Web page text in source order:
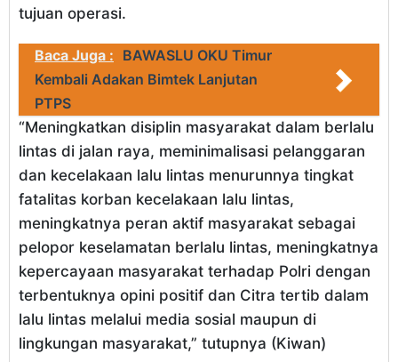
tujuan operasi.
Baca Juga : BAWASLU OKU Timur
Kembali Adakan Bimtek Lanjutan
PTPS
“Meningkatkan disiplin masyarakat dalam berlalu
lintas di jalan raya, meminimalisasi pelanggaran
dan kecelakaan lalu lintas menurunnya tingkat
fatalitas korban kecelakaan lalu lintas,
meningkatnya peran aktif masyarakat sebagai
pelopor keselamatan berlalu lintas, meningkatnya
kepercayaan masyarakat terhadap Polri dengan
terbentuknya opini positif dan Citra tertib dalam
lalu lintas melalui media sosial maupun di
lingkungan masyarakat,” tutupnya (Kiwan)